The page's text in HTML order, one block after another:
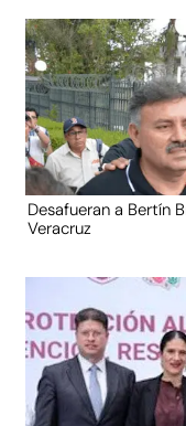
Desafueran a Bertín
Veracruz